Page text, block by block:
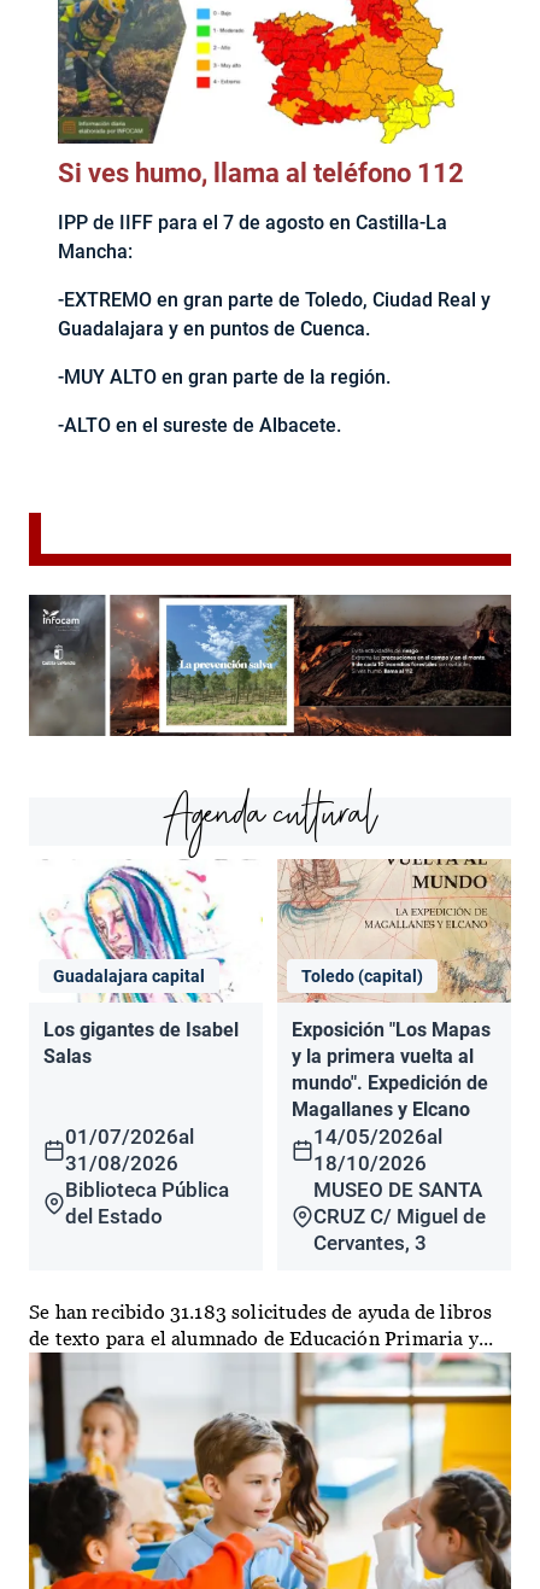
Si ves humo, llama al teléfono 112
IPP de IIFF para el 7 de agosto en Castilla-La
Mancha:
-EXTREMO en gran parte de Toledo, Ciudad Real y
Guadalajara y en puntos de Cuenca.
-MUY ALTO en gran parte de la región.
-ALTO en el sureste de Albacete.
Agenda cultural
Guadalajara capital
Los gigantes de Isabel
Salas
01/07/2026al
31/08/2026
Biblioteca Pública
del Estado
Toledo (capital)
Exposición "Los Mapas
y la primera vuelta al
mundo". Expedición de
Magallanes y Elcano
14/05/2026al
18/10/2026
MUSEO DE SANTA
CRUZ C/ Miguel de
Cervantes, 3
Se han recibido 31.183 solicitudes de ayuda de libros
de texto para el alumnado de Educación Primaria y...